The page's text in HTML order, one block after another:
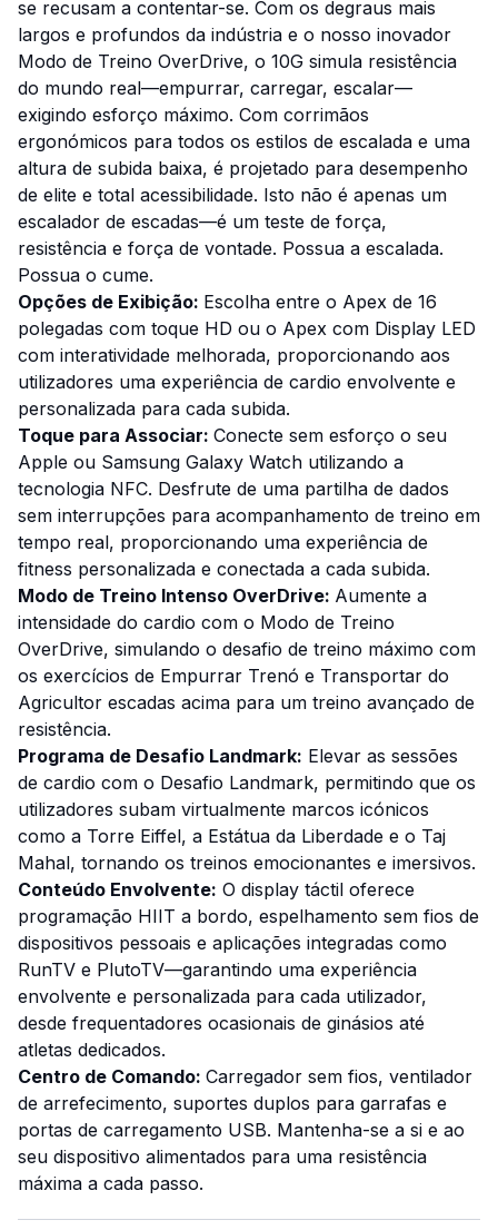
se recusam a contentar-se. Com os degraus mais
largos e profundos da indústria e o nosso inovador
Modo de Treino OverDrive, o 10G simula resistência
do mundo real—empurrar, carregar, escalar—
exigindo esforço máximo. Com corrimãos
ergonómicos para todos os estilos de escalada e uma
altura de subida baixa, é projetado para desempenho
de elite e total acessibilidade. Isto não é apenas um
escalador de escadas—é um teste de força,
resistência e força de vontade. Possua a escalada.
Possua o cume.
Opções de Exibição: Escolha entre o Apex de 16
polegadas com toque HD ou o Apex com Display LED
com interatividade melhorada, proporcionando aos
utilizadores uma experiência de cardio envolvente e
personalizada para cada subida.
Toque para Associar: Conecte sem esforço o seu
Apple ou Samsung Galaxy Watch utilizando a
tecnologia NFC. Desfrute de uma partilha de dados
sem interrupções para acompanhamento de treino em
tempo real, proporcionando uma experiência de
fitness personalizada e conectada a cada subida.
Modo de Treino Intenso OverDrive: Aumente a
intensidade do cardio com o Modo de Treino
OverDrive, simulando o desafio de treino máximo com
os exercícios de Empurrar Trenó e Transportar do
Agricultor escadas acima para um treino avançado de
resistência.
Programa de Desafio Landmark: Elevar as sessões
de cardio com o Desafio Landmark, permitindo que os
utilizadores subam virtualmente marcos icónicos
como a Torre Eiffel, a Estátua da Liberdade e o Taj
Mahal, tornando os treinos emocionantes e imersivos.
Conteúdo Envolvente: O display táctil oferece
programação HIIT a bordo, espelhamento sem fios de
dispositivos pessoais e aplicações integradas como
RunTV e PlutoTV—garantindo uma experiência
envolvente e personalizada para cada utilizador,
desde frequentadores ocasionais de ginásios até
atletas dedicados.
Centro de Comando: Carregador sem fios, ventilador
de arrefecimento, suportes duplos para garrafas e
portas de carregamento USB. Mantenha-se a si e ao
seu dispositivo alimentados para uma resistência
máxima a cada passo.